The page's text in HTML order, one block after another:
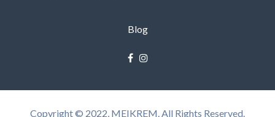
Blog
Copyright © 2022, MEIKREM. All Rights Reserved.